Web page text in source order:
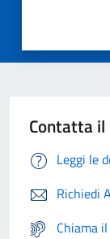
Contatta il
Leggi le
Richiedi
Chiama